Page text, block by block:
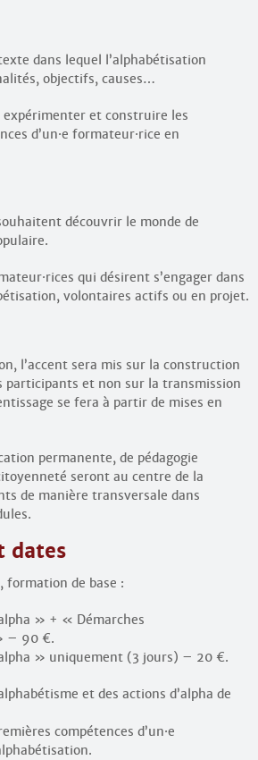
dans lequel l’alphabétisation
objectifs, causes…
expérimenter et construire les
d’un·e formateur·rice en
découvrir le monde de
·rices qui désirent s’engager dans
volontaires actifs ou en projet.
l’accent sera mis sur la construction
participants et non sur la transmission
se fera à partir de mises en
permanente, de pédagogie
seront au centre de la
de manière transversale dans
dates
formation de base :
» + « Démarches
– 90 €.
» uniquement (3 jours) – 20 €.
et des actions d’alpha de
compétences d’un·e